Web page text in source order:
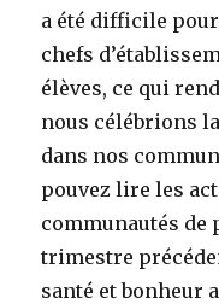
a été difficile
chefs
élèves, ce qui
nous célébrions
dans nos
pouvez lire les
communautés de
trimestre
santé et bonheur